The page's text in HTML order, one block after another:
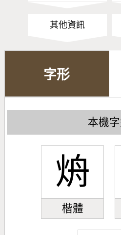
其他資訊
字形
本機
烐
楷體